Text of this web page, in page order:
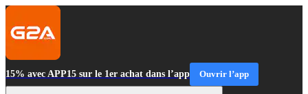
15% avec APP15 sur le 1er achat dans l’app Ouvrir l’app